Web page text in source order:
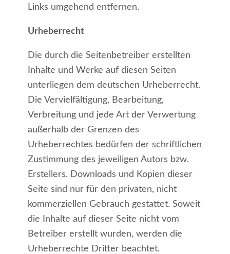
Links umgehend entfernen.
Urheberrecht
Die durch die Seitenbetreiber erstellten
Inhalte und Werke auf diesen Seiten
unterliegen dem deutschen Urheberrecht.
Die Vervielfältigung, Bearbeitung,
Verbreitung und jede Art der Verwertung
außerhalb der Grenzen des
Urheberrechtes bedürfen der schriftlichen
Zustimmung des jeweiligen Autors bzw.
Erstellers. Downloads und Kopien dieser
Seite sind nur für den privaten, nicht
kommerziellen Gebrauch gestattet. Soweit
die Inhalte auf dieser Seite nicht vom
Betreiber erstellt wurden, werden die
Urheberrechte Dritter beachtet.